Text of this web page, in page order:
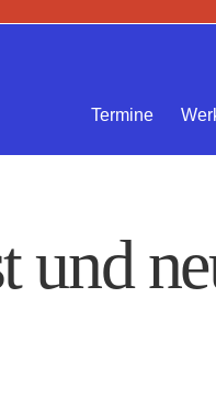
Termine
und